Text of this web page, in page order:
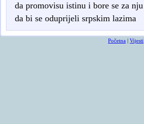
da promovisu istinu i bore se za
da bi se oduprijeli srpskim lazima
Početna Vijesti